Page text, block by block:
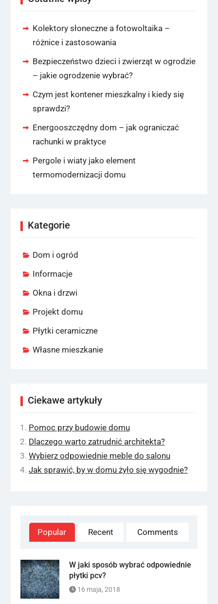
Kolektory słoneczne a fotowoltaika –
różnice i zastosowania
Bezpieczeństwo dzieci i zwierząt w ogrodzie
– jakie ogrodzenie wybrać?
Czym jest kontener mieszkalny i kiedy się
sprawdzi?
Energooszczędny dom – jak ograniczać
rachunki w praktyce
Pergole i wiaty jako element
termomodernizacji domu
Kategorie
Dom i ogród
Informacje
Okna i drzwi
Projekt domu
Płytki ceramiczne
Własne mieszkanie
Ciekawe artykuły
Pomoc przy budowie domu
Dlaczego warto zatrudnić architekta?
Wybierz odpowiednie meble do salonu
Jak sprawić, by w domu żyło się wygodnie?
Popular Recent Comments
W jaki sposób wybrać odpowiednie
płytki pcv?
16 maja, 2018